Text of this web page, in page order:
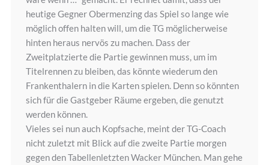
heutige Gegner Obermenzing das Spiel so lange wie
möglich offen halten will, um die TG möglicherweise
hinten heraus nervös zu machen. Dass der
Zweitplatzierte die Partie gewinnen muss, um im
Titelrennen zu bleiben, das könnte wiederum den
Frankenthalern in die Karten spielen. Denn so könnten
sich für die Gastgeber Räume ergeben, die genutzt
werden können.
Vieles sei nun auch Kopfsache, meint der TG-Coach
nicht zuletzt mit Blick auf die zweite Partie morgen
gegen den Tabellenletzten Wacker München. Man gehe